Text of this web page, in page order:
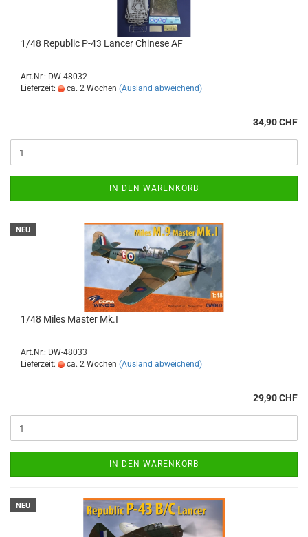
1/48 Republic P-43 Lancer Chinese AF
Art.Nr.: DW-48032
Lieferzeit:
ca. 2 Wochen (Ausland abweichend)
34,90 CHF
IN DEN WARENKORB
NEU
1/48 Miles Master Mk.I
Art.Nr.: DW-48033
Lieferzeit:
ca. 2 Wochen (Ausland abweichend)
29,90 CHF
IN DEN WARENKORB
NEU